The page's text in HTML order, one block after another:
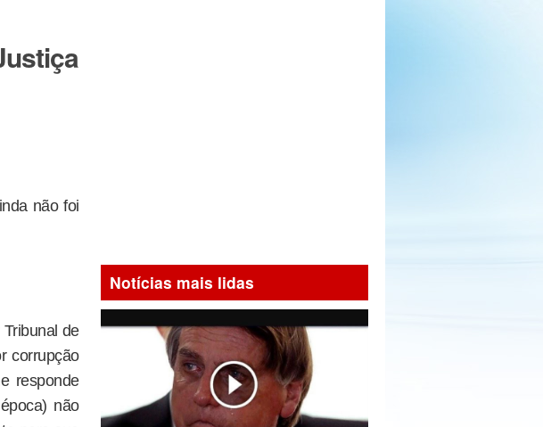
não foi
de
corrupção
responde
não
Notícias mais lidas